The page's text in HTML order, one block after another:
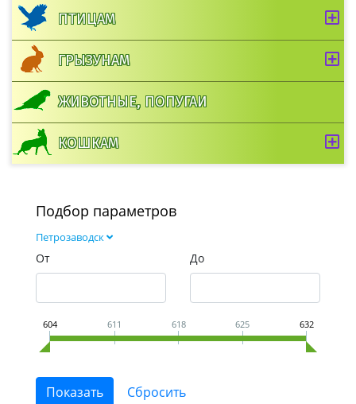
ПТИЦАМ
ГРЫЗУНАМ
ЖИВОТНЫЕ, ПОПУГАИ
КОШКАМ
Подбор параметров
Петрозаводск
От До
604 611 618 625 632